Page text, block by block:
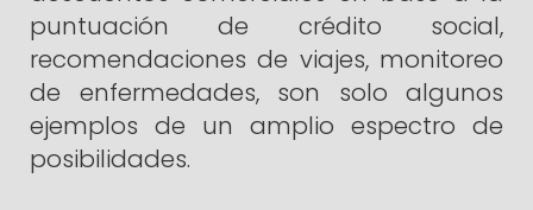
puntuación de crédito social,
recomendaciones de viajes, monitoreo
de enfermedades, son solo algunos
ejemplos de un amplio espectro de
posibilidades.